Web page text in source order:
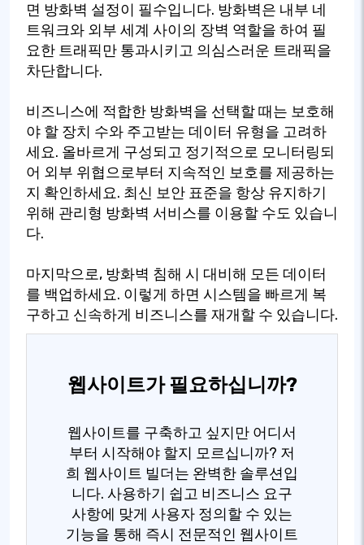
면 방화벽 설정이 필수입니다. 방화벽은 내부 네
트워크와 외부 세계 사이의 장벽 역할을 하여 필
요한 트래픽만 통과시키고 의심스러운 트래픽을
차단합니다.
비즈니스에 적합한 방화벽을 선택할 때는 보호해
야 할 장치 수와 주고받는 데이터 유형을 고려하
세요. 올바르게 구성되고 정기적으로 모니터링되
어 외부 위협으로부터 지속적인 보호를 제공하는
지 확인하세요. 최신 보안 표준을 항상 유지하기
위해 관리형 방화벽 서비스를 이용할 수도 있습니
다.
마지막으로, 방화벽 침해 시 대비해 모든 데이터
를 백업하세요. 이렇게 하면 시스템을 빠르게 복
구하고 신속하게 비즈니스를 재개할 수 있습니다.
웹사이트가 필요하십니까?
웹사이트를 구축하고 싶지만 어디서
부터 시작해야 할지 모르십니까? 저
희 웹사이트 빌더는 완벽한 솔루션입
니다. 사용하기 쉽고 비즈니스 요구
사항에 맞게 사용자 정의할 수 있는
기능을 통해 즉시 전문적인 웹사이트